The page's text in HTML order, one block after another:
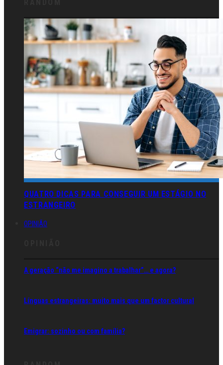
QUATRO DICAS PARA CONSEGUIR UM ESTÁGIO NO
ESTRANGEIRO
OPINIÃO
A geração “não me imagino a trabalhar”… e agora?
Línguas estrangeiras: muito mais que um factor cultural
Emigrar: sozinho ou com família?